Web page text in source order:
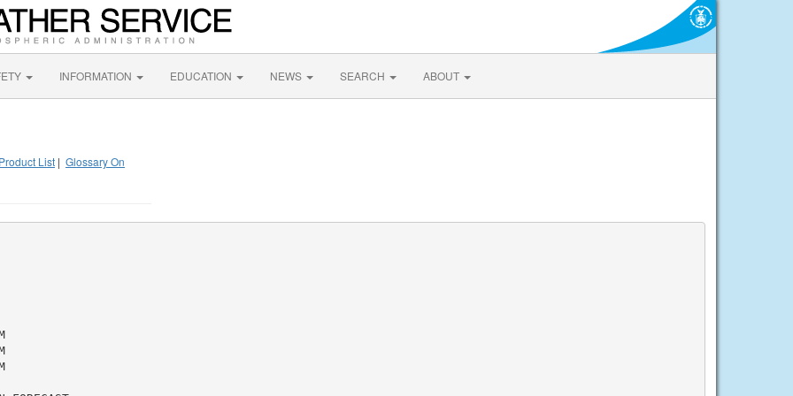
INFORMATION EDUCATION NEWS SEARCH ABOUT
Product List | Glossary On